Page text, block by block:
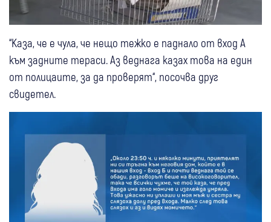
“Каза, че е чула, че нещо тежко е паднало от вход А
към задните тераси. Аз веднага казах това на един
от полицаите, за да проверят“, посочва друг
свидетел.